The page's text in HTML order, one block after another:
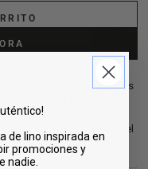
con caja regular y bajos
y estilo. Sus
libertad de movimiento,
y los contrastes en el
a esta prenda versátil.
de lino inspirada en
promociones y
nadie.